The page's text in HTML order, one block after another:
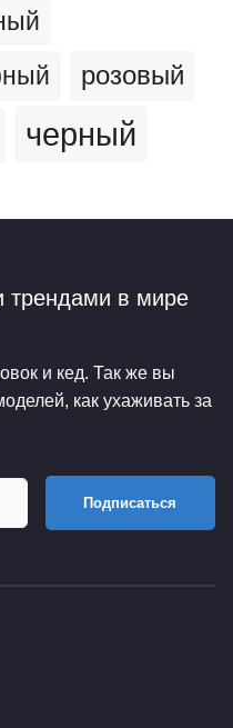
розовый
черный
трендами в мире
и кед. Так же вы
как ухаживать за
Подписаться